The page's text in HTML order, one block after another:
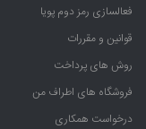
فعالسازی رمز دوم پویا
قوانین و مقررات
روش های پرداخت
فروشگاه های اطراف من
درخواست همکاری